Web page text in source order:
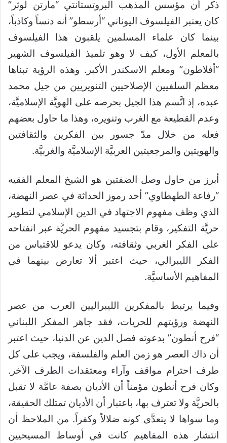
ذكر أن مؤسس المذهب البروتستانتي “مارتن لوثر”
كان يعتبر الفيلسوف اليوناني “أرسطو” أنه دنساً وكاذباً،
بينما كان علماء المسلمين يلقبون هذا الفيلسوف
بالمعلم الأول، كيف لا وهو تلميذ الفيلسوف الشهير
“أفلاطون” ومعلم الاسكندر الأكبر. وهذه الرؤية تبناها
معظم السلفيين الإصلاحيين التنويريين من جيل محمد
عبده، إذ اتَّسم هذا الجيل بحرصه على الهويَّة الإسلاميَّة،
وعدم القطيعة مع الغرب وتنويره، وهذا ما حاول بعضهم
فعله من خلال مدّ جسور بين الفكرين والثقافتين
والهويتين والمرجعيتين العربيَّة الإسلاميَّة والغربيَّة.
أبرز من حاول وصل الضفتين هو الشيخ المعلم الفقيه
“رفاعة الطهطاوي” أحد رموز الحداثة في عصر النهضة،
الذي وظف مفهوم الاجتهاد في الدين الإسلامي لتطوير
حريَّة التفكير، وقام بتجسيد مفهوم الحريَّة عبر انفتاحه
على الفكر الغربي وثقافته، وكان يدعو للاقتباس من
الفكر الليبرالي، حيث اعتبر ألا تعارض بينهما في
المفاهيم الأساسيَّة.
وفيما يرتبط بالمفكرين الليبراليين العرب من عصر
النهضة ورؤيتهم للحريات، فقد جاهر المفكر اللبناني
“فرح أنطون” بدعوته فصل الدين عن الدنيا، حيث اعتبر
أن ذاك العصر هو زمن العلم والفلسفة، ويجب على كل
طرف احترام مواقف وآراء ومعتقدات الطرف الآخر.
وكان فرح أنطون مؤمناً أن الأديان بصفة عامَّة لا تقبل
بالحريَّة ولا تعترف بها، باعتبار أن الأديان تمتلك الحقيقة،
وما سواها لا يتعدَّى كونه ضلالاً وكفراً. من الملاحظ أن
انتشار هذه المفاهيم كانت في أوساط المسيحيين